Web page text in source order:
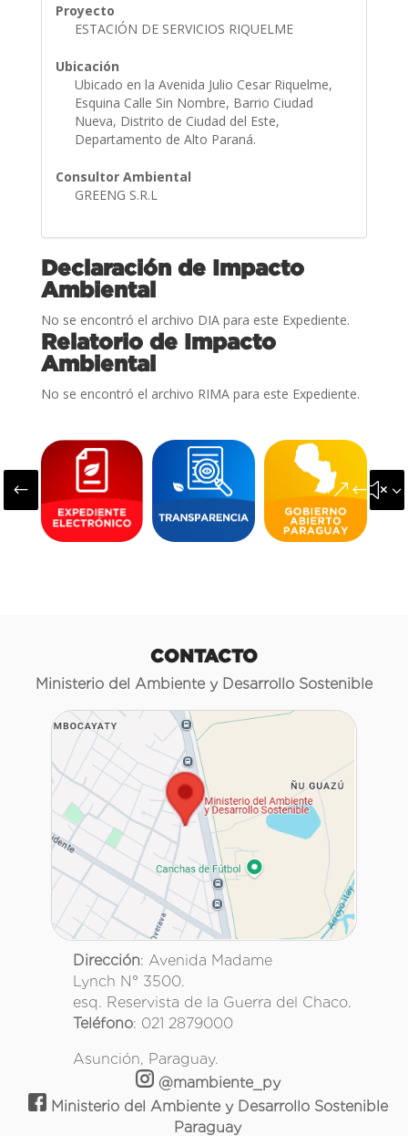
Proyecto
ESTACIÓN DE SERVICIOS RIQUELME
Ubicación
Ubicado en la Avenida Julio Cesar Riquelme,
Esquina Calle Sin Nombre, Barrio Ciudad
Nueva, Distrito de Ciudad del Este,
Departamento de Alto Paraná.
Consultor Ambiental
GREENG S.R.L
Declaración de Impacto
Ambiental
No se encontró el archivo DIA para este Expediente.
Relatorio de Impacto
Ambiental
No se encontró el archivo RIMA para este Expediente.
#
CONTACTO
Ministerio del Ambiente y Desarrollo Sostenible
Dirección: Avenida Madame
Lynch N° 3500.
esq. Reservista de la Guerra del Chaco.
Teléfono: 021 2879000
Asunción, Paraguay.
@mambiente_py
Ministerio del Ambiente y Desarrollo Sostenible
Paraguay